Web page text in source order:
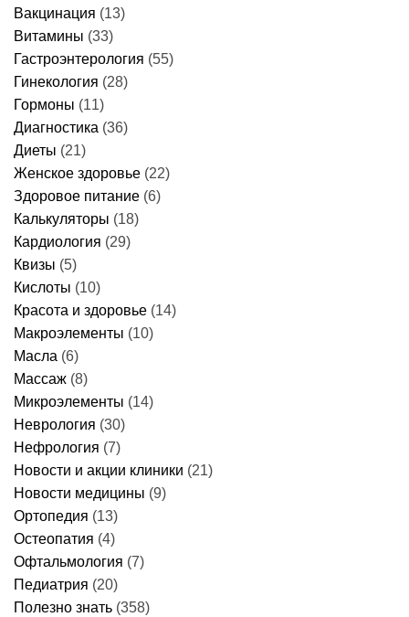
правила
питания
Вакцинация (13)
Витамины (33)
Гастроэнтерология (55)
Гинекология (28)
Гормоны (11)
Диагностика (36)
Диеты (21)
Женское здоровье (22)
Здоровое питание (6)
Калькуляторы (18)
Кардиология (29)
Квизы (5)
Кислоты (10)
Красота и здоровье (14)
Макроэлементы (10)
Масла (6)
Массаж (8)
Микроэлементы (14)
Неврология (30)
Нефрология (7)
Новости и акции клиники (21)
Новости медицины (9)
Ортопедия (13)
Остеопатия (4)
Офтальмология (7)
Педиатрия (20)
Полезно знать (358)